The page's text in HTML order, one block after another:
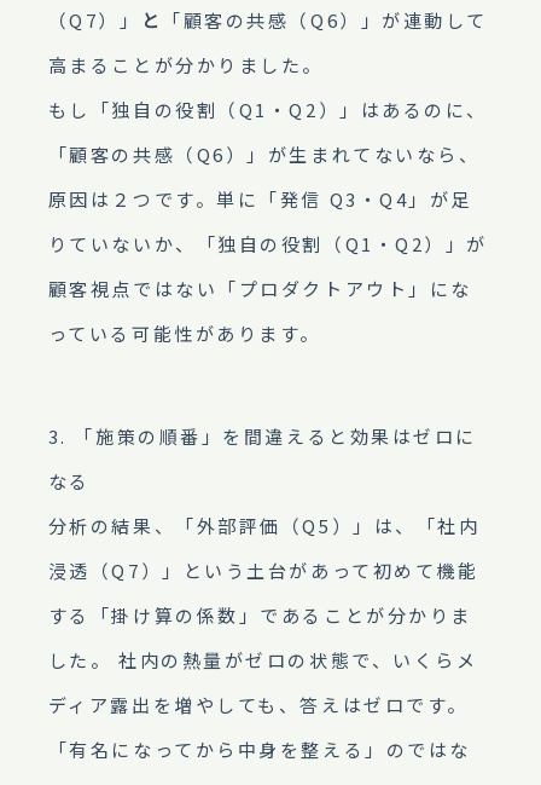
（Q7）」
と
「顧客の共感（Q6）」が連動して
高まることが分かりました。
もし「独自の役割（Q1・Q2）」はあるのに、
「顧客の共感（Q6）」が生まれてないなら、
原因は２つです。単に「発信 Q3・Q4」が足
りていないか、「独自の役割（Q1・Q2）」が
顧客視点ではない「プロダクトアウト」にな
っている可能性があります。
3. 「施策の順番」を間違えると効果はゼロに
なる
分析の結果、「外部評価（Q5）」は、「社内
浸透（Q7）」という土台があって初めて機能
する「掛け算の係数」であることが分かりま
した。 社内の熱量がゼロの状態で、いくらメ
ディア露出を増やしても、答えはゼロです。
「有名になってから中身を整える」のではな